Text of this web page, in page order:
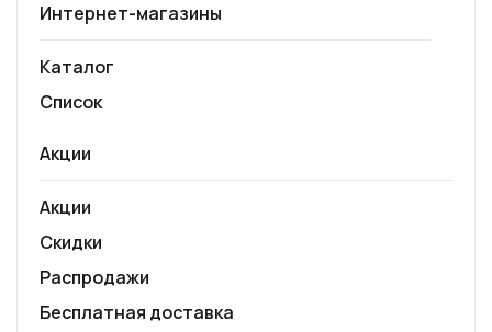
Интернет-магазины
Каталог
Список
Акции
Акции
Скидки
Распродажи
Бесплатная доставка